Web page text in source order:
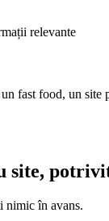
relevante
fast food, un
nimic în avans.